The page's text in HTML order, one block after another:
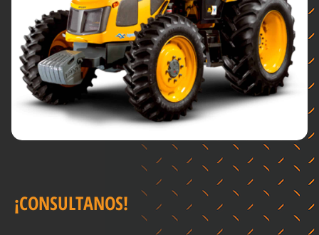
¡CONSULTANOS!